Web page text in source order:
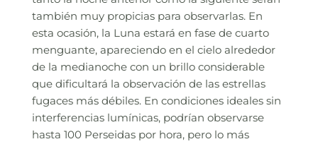
también muy propicias para observarlas. En
esta ocasión, la Luna estará en fase de cuarto
menguante, apareciendo en el cielo alrededor
de la medianoche con un brillo considerable
que dificultará la observación de las estrellas
fugaces más débiles. En condiciones ideales sin
interferencias lumínicas, podrían observarse
hasta 100 Perseidas por hora, pero lo más